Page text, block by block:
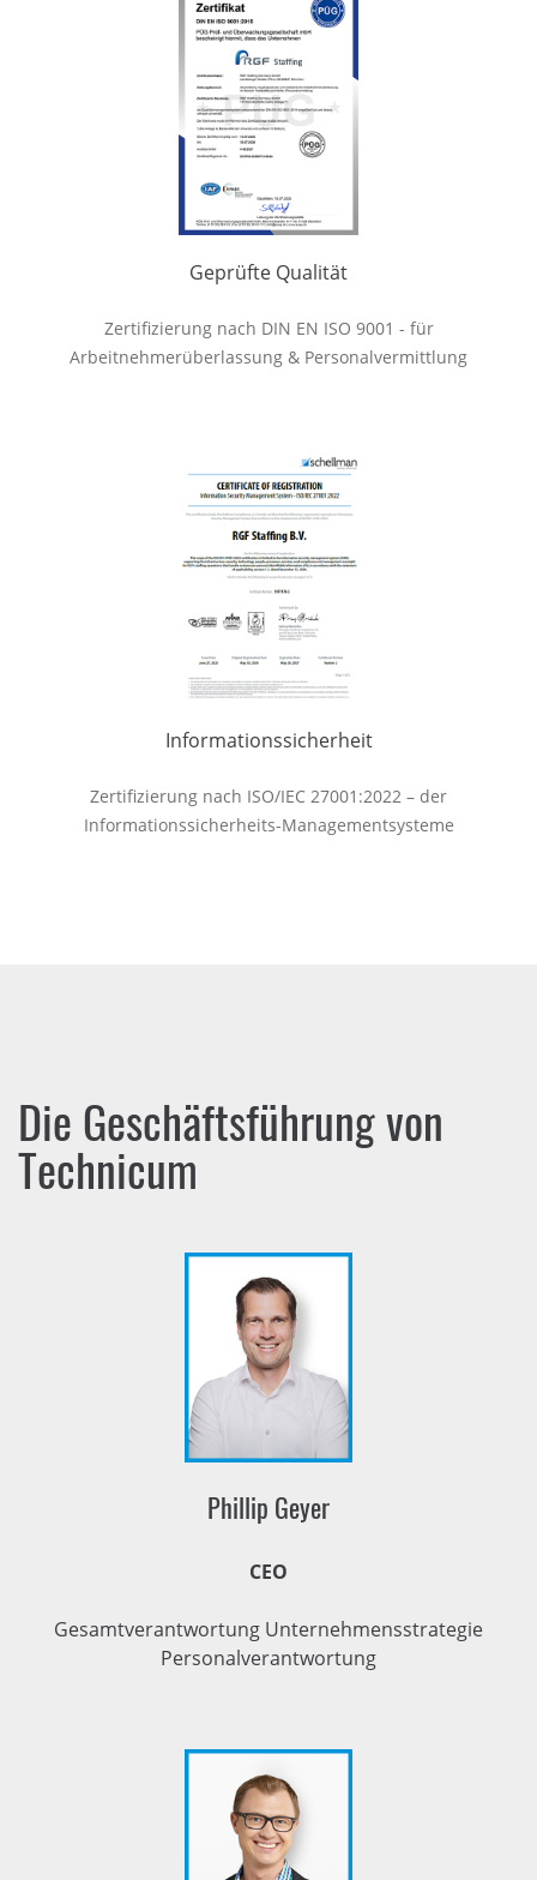
Geprüfte Qualität
Zertifizierung nach DIN EN ISO 9001 - für
Arbeitnehmerüberlassung & Personalvermittlung
Informationssicherheit
Zertifizierung nach ISO/IEC 27001:2022 – der
Informationssicherheits-Managementsysteme
Die Geschäftsführung von
Technicum
Phillip Geyer
CEO
Gesamtverantwortung Unternehmensstrategie
Personalverantwortung